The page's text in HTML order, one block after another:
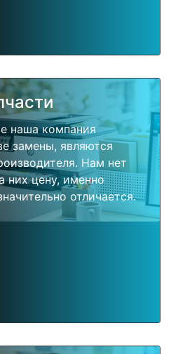
наша компания
замены, являются
Нам нет
них цену, именно
отличается.